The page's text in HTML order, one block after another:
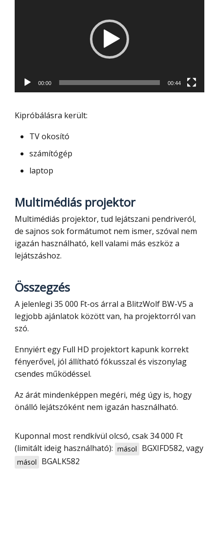
00:00 00:44
Kipróbálásra került:
TV okosító
számítógép
laptop
Multimédiás projektor
Multimédiás projektor, tud lejátszani pendriveról,
de sajnos sok formátumot nem ismer, szóval nem
igazán használható, kell valami más eszköz a
lejátszáshoz.
Összegzés
A jelenlegi 35 000 Ft-os árral a BlitzWolf BW-V5 a
legjobb ajánlatok között van, ha projektorról van
szó.
Ennyiért egy Full HD projektort kapunk korrekt
fényerővel, jól állítható fókusszal és viszonylag
csendes működéssel.
Az árát mindenképpen megéri, még úgy is, hogy
önálló lejátszóként nem igazán használható.
Kuponnal most rendkívül olcsó, csak 34 000 Ft
(limitált ideig használható): másol BGXIFD582, vagy
másol BGALK582